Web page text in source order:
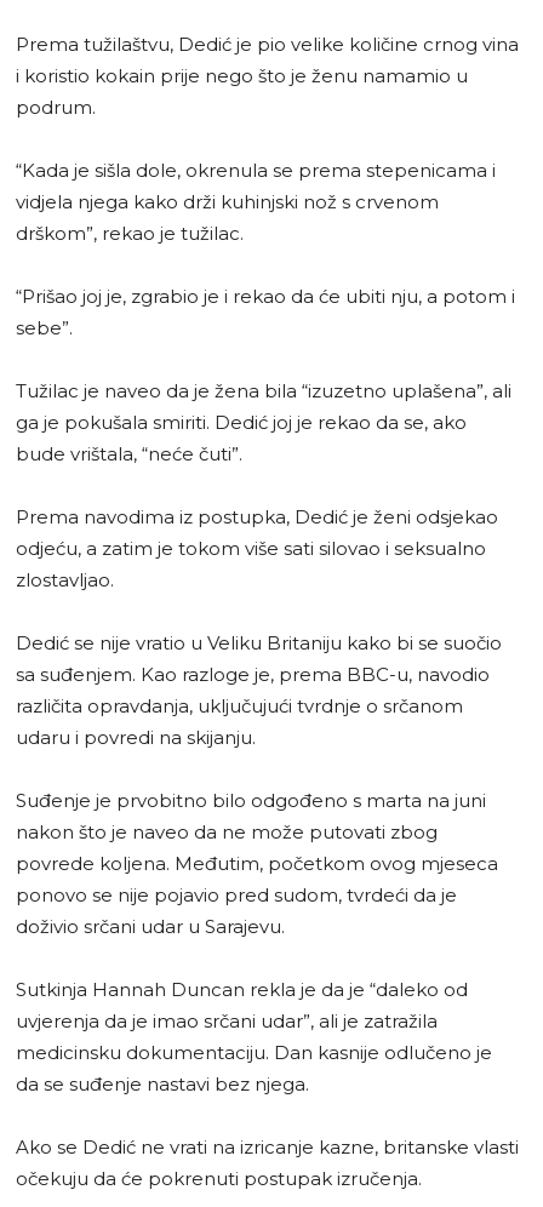
Prema tužilaštvu, Dedić je pio velike količine crnog vina
i koristio kokain prije nego što je ženu namamio u
podrum.
“Kada je sišla dole, okrenula se prema stepenicama i
vidjela njega kako drži kuhinjski nož s crvenom
drškom”, rekao je tužilac.
“Prišao joj je, zgrabio je i rekao da će ubiti nju, a potom i
sebe”.
Tužilac je naveo da je žena bila “izuzetno uplašena”, ali
ga je pokušala smiriti. Dedić joj je rekao da se, ako
bude vrištala, “neće čuti”.
Prema navodima iz postupka, Dedić je ženi odsjekao
odjeću, a zatim je tokom više sati silovao i seksualno
zlostavljao.
Dedić se nije vratio u Veliku Britaniju kako bi se suočio
sa suđenjem. Kao razloge je, prema BBC-u, navodio
različita opravdanja, uključujući tvrdnje o srčanom
udaru i povredi na skijanju.
Suđenje je prvobitno bilo odgođeno s marta na juni
nakon što je naveo da ne može putovati zbog
povrede koljena. Međutim, početkom ovog mjeseca
ponovo se nije pojavio pred sudom, tvrdeći da je
doživio srčani udar u Sarajevu.
Sutkinja Hannah Duncan rekla je da je “daleko od
uvjerenja da je imao srčani udar”, ali je zatražila
medicinsku dokumentaciju. Dan kasnije odlučeno je
da se suđenje nastavi bez njega.
Ako se Dedić ne vrati na izricanje kazne, britanske vlasti
očekuju da će pokrenuti postupak izručenja.